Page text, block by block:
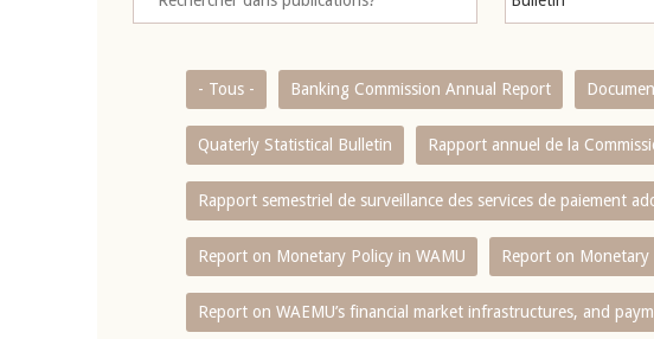
- Tous - Banking Commission Annual Report
Quaterly Statistical Bulletin Rapport annuel de la
Rapport semestriel de surveillance des services de paiement
Report on Monetary Policy in WAMU Report on Monetary
Report on WAEMU’s financial market infrastructures, and